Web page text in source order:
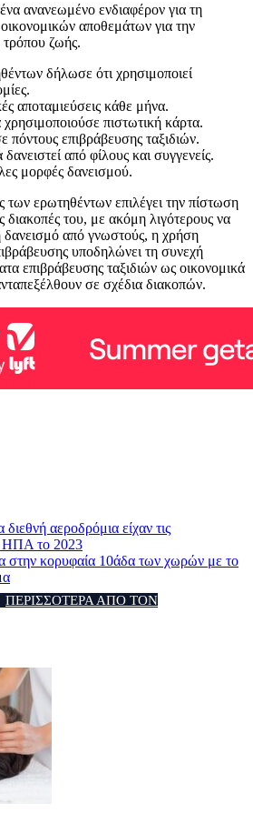
ανανεωμένο ενδιαφέρον για τη
αποθεμάτων για την
τρόπου ζωής.
δήλωσε ότι χρησιμοποιεί
αποταμιεύσεις κάθε μήνα.
πιστωτική κάρτα.
πόντους επιβράβευσης ταξιδιών.
από φίλους και συγγενείς.
μορφές δανεισμού.
ερωτηθέντων επιλέγει την πίστωση
διακοπές του, με ακόμη λιγότερους να
δανεισμό από γνωστούς, η χρήση
υποδηλώνει τη συνεχή
επιβράβευσης ταξιδιών ως οικονομικά
σε σχέδια διακοπών.
διεθνή αεροδρόμια είχαν τις
ΗΠΑ το 2023
στην κορυφαία 10άδα των χωρών με το
ΠΕΡΙΣΣΟΤΕΡΑ ΑΠΟ ΤΟΝ